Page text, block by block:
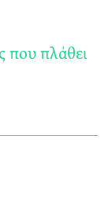
που πλάθει